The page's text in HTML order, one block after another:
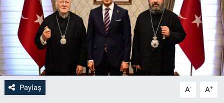
Paylaş A- A+
Eğitim
Kültür
3.Sayfa
Medya